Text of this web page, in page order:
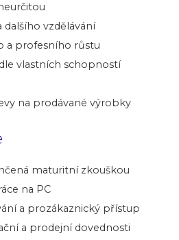
dalšího vzdělávání
a profesního růstu
vlastních schopností
na prodávané výrobky
maturitní zkouškou
na PC
a prozákaznický přístup
a prodejní dovednosti